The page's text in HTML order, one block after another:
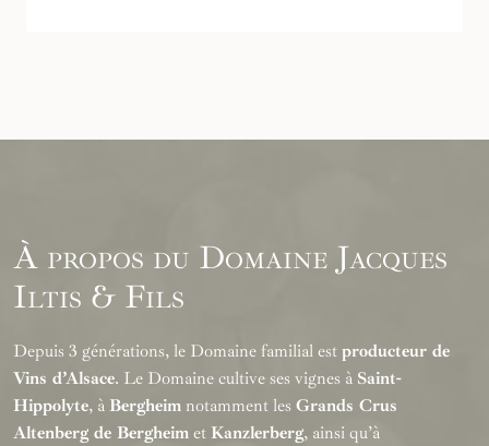
À propos du Domaine Jacques
Iltis & Fils
Depuis 3 générations, le Domaine familial est producteur de
Vins d’Alsace. Le Domaine cultive ses vignes à Saint-
Hippolyte, à Bergheim notamment les Grands Crus
Altenberg de Bergheim et Kanzlerberg, ainsi qu’à